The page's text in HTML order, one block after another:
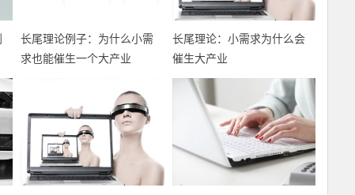
长尾理论例子：为什么小需
求也能催生一个大产业
长尾理论：小需求为什么会
催生大产业